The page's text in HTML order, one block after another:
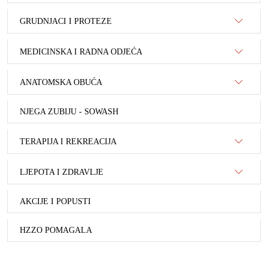
GRUDNJACI I PROTEZE
MEDICINSKA I RADNA ODJEĆA
ANATOMSKA OBUĆA
NJEGA ZUBIJU - SOWASH
TERAPIJA I REKREACIJA
LJEPOTA I ZDRAVLJE
AKCIJE I POPUSTI
HZZO POMAGALA